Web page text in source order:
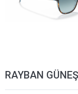
RAYBAN